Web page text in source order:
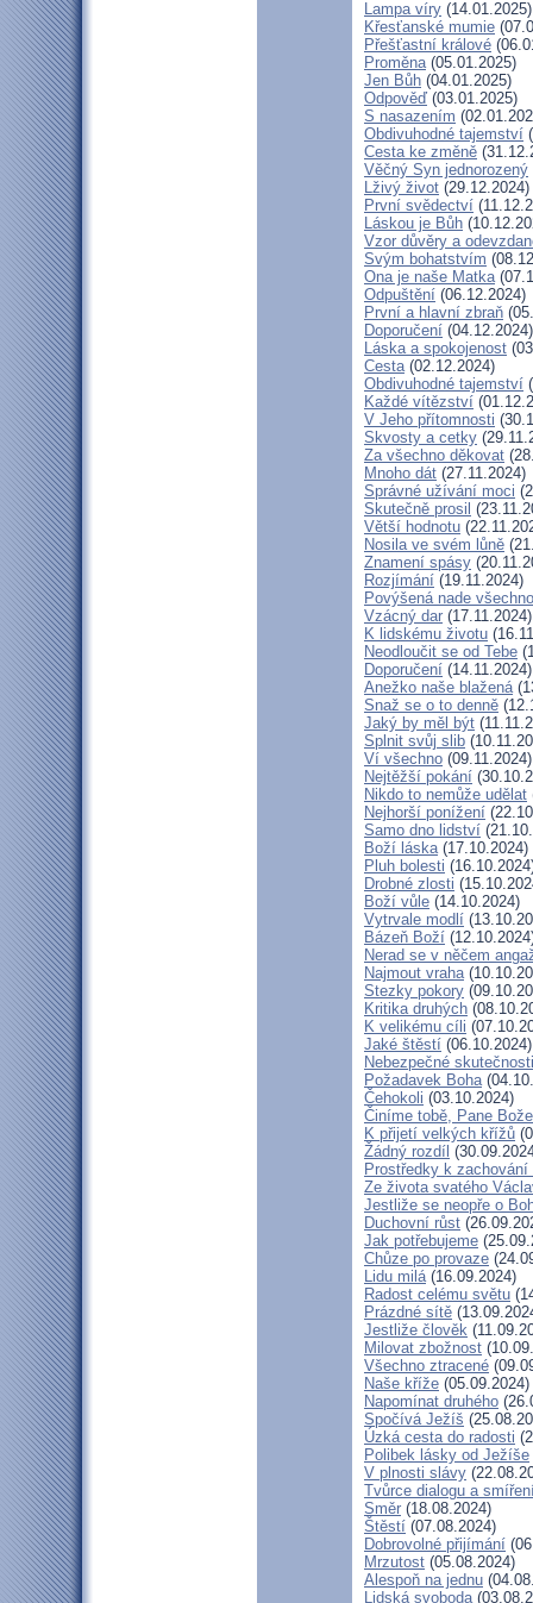
Lampa víry (14.01.2025)
Křesťanské mumie
Přešťastní králové
Proměna(05.01.2025)
Jen Bůh (04.01.2025)
Odpověď (03.01.2025)
S nasazením
Obdivuhodné tajemství
Cesta ke změně
Věčný Syn jednorozený
Lživý život (29.12.2024)
První svědectví
Láskou je Bůh
Vzor důvěry a
Svým bohatstvím
Ona je naše Matka
Odpuštění (06.12.2024)
První a hlavní zbraň
Doporučení (04.12.2024)
Láska a spokojenost
Cesta(02.12.2024)
Obdivuhodné tajemství
Každé vítězství
V Jeho přítomnosti
Skvosty a cetky
Za všechno děkovat
Mnoho dát (27.11.2024)
Správné užívání moci
Skutečně prosil
Větší hodnotu
Nosila ve svém lůně
Znamení spásy
Rozjímání (19.11.2024)
Povýšená nade všechno
Vzácný dar (17.11.2024)
K lidskému životu
Neodloučit se od Tebe
Doporučení (14.11.2024)
Anežko naše blažená
Snaž se o to denně
Jaký by měl být
Splnit svůj slib
Ví všechno (09.11.2024)
Nejtěžší pokání
Nikdo to nemůže udělat
Nejhorší ponížení
Samo dno lidství
Boží láska(17.10.2024)
Pluh bolesti
Drobné zlosti
Boží vůle (14.10.2024)
Vytrvale modlí
Bázeň Boží
Nerad se v něčem
Najmout vraha
Stezky pokory
Kritika druhých
K velikému cíli
Jaké štěstí (06.10.2024)
Nebezpečné skutečnosti
Požadavek Boha
Čehokoli (03.10.2024)
Činíme tobě, Pane
K přijetí velkých křížů
Žádný rozdíl
Prostředky k
Ze života svatého
Jestliže se neopře o
Duchovní růst
Jak potřebujeme
Chůze po provaze
Lidu milá(16.09.2024)
Radost celému světu
Prázdné sítě
Jestliže člověk
Milovat zbožnost
Všechno ztracené
Naše kříže (05.09.2024)
Napomínat druhého
Spočívá Ježíš
Úzká cesta do radosti
Polibek lásky od Ježíše
V plnosti slávy
Tvůrce dialogu a
Směr (18.08.2024)
Štěstí (07.08.2024)
Dobrovolné přijímání
Mrzutost (05.08.2024)
Alespoň na jednu
Lidská svoboda